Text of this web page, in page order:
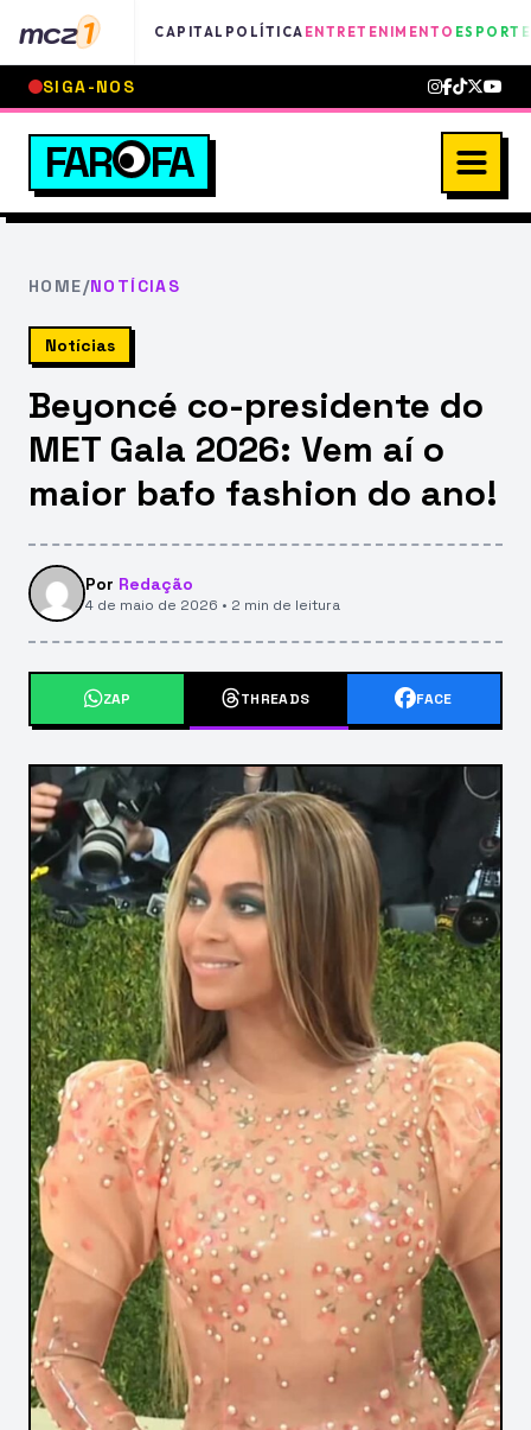
mcz1 CAPITAL POLÍTICA ENTRETENIMENTO
SIGA-NOS
FAR FA
HOME/NOTÍCIAS
Notícias
Beyoncé co-presidente do
MET Gala 2026: Vem aí o
maior bafo fashion do ano!
Por Redação
4 de maio de 2026 • 2 min de leitura
ZAP THREADS FACE